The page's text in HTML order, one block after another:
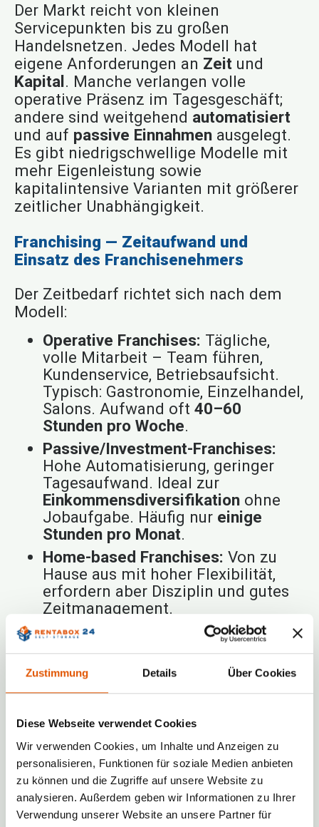
Zustimmung Details Über Cookies
Diese Webseite verwendet Cookies
Wir verwenden Cookies, um Inhalte und Anzeigen zu
personalisieren, Funktionen für soziale Medien anbieten
zu können und die Zugriffe auf unsere Website zu
analysieren. Außerdem geben wir Informationen zu Ihrer
Verwendung unserer Website an unsere Partner für
Der Markt reicht von kleinen
Servicepunkten bis zu großen
Handelsnetzen. Jedes Modell hat
eigene Anforderungen an Zeitund
Kapital . Manche verlangen volle
operative Präsenz im Tagesgeschäft;
andere sind weitgehend automatisiert
und auf passive Einnahmenausgelegt.
Es gibt niedrigschwellige Modelle mit
mehr Eigenleistung sowie
kapitalintensive Varianten mit größerer
zeitlicher Unabhängigkeit.
Franchising — Zeitaufwand und
Einsatz des Franchisenehmers
Der Zeitbedarf richtet sich nach dem
Modell:
Operative Franchises: Tägliche,
volle Mitarbeit – Team führen,
Kundenservice, Betriebsaufsicht.
Typisch: Gastronomie, Einzelhandel,
Salons. Aufwand oft 40–60
Stunden pro Woche.
Passive/Investment-Franchises:
Hohe Automatisierung, geringer
Tagesaufwand. Ideal zur
Einkommensdiversifikationohne
Jobaufgabe. Häufig nur einige
Stunden pro Monat.
Home-based Franchises: Von zu
Hause aus mit hoher Flexibilität,
erfordern aber Disziplin und gutes
Zeitmanagement.
Eigenkapital — der Schlüssel zum
Die Höhe des Eigenanteils hängt von
Supportumfang ab. Zu berücksichtigen
sind:
Eintritts-/Lizenzgebühr:Einmalig
für Marke und Know-how (manche
Systeme erheben keine).